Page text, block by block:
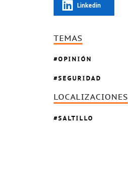
Linkedin
TEMAS
OPINIÓN
SEGURIDAD
LOCALIZACIONES
SALTILLO